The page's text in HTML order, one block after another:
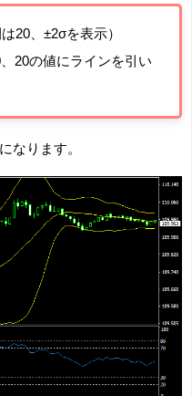
20、±2σを表示）
20の値にラインを引い
なります。